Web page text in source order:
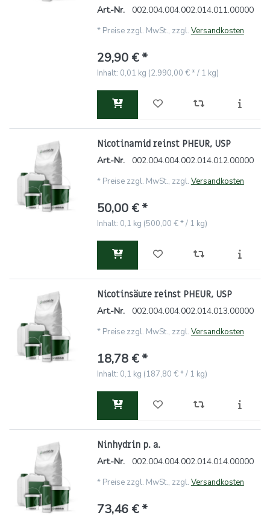
Art.-Nr.
002.004.004.002.014.011.00000
* Preise zzgl. MwSt., zzgl. Versandkosten
29,90 € *
Inhalt: 0,01 kg (2.990,00 € * / 1 kg)
Nicotinamid reinst PHEUR, USP
Art.-Nr. 002.004.004.002.014.012.00000
* Preise zzgl. MwSt., zzgl. Versandkosten
50,00 € *
Inhalt: 0,1 kg (500,00 € * / 1 kg)
Nicotinsäure reinst PHEUR, USP
Art.-Nr. 002.004.004.002.014.013.00000
* Preise zzgl. MwSt., zzgl. Versandkosten
18,78 € *
Inhalt: 0,1 kg (187,80 € * / 1 kg)
Ninhydrin p. a.
Art.-Nr. 002.004.004.002.014.014.00000
* Preise zzgl. MwSt., zzgl. Versandkosten
73,46 € *